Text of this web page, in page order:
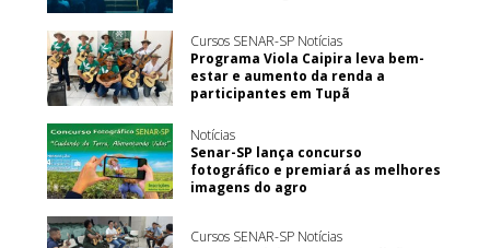
Cursos SENAR-SP Notícias
Programa Viola Caipira leva bem-
estar e aumento da renda a
participantes em Tupã
Notícias
Senar-SP lança concurso
fotográfico e premiará as melhores
imagens do agro
Cursos SENAR-SP Notícias